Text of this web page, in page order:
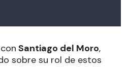
Santiago del Moro,
sobre su rol de estos